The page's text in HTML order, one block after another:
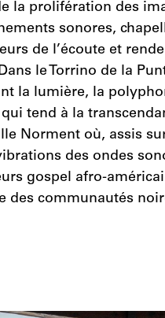
la prolifération des
sonores,
de l’écoute et
le Torrino de la
la lumière, la
tend à la
Norment où, assis
des ondes
gospel afro­-
des communautés